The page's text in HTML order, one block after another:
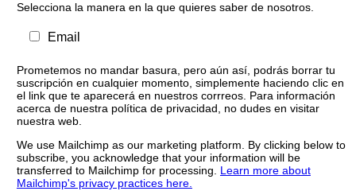
Selecciona la manera en la que quieres saber de nosotros.
Email
Prometemos no mandar basura, pero aún así, podrás borrar tu
suscripción en cualquier momento, simplemente haciendo clic en
el link que te aparecerá en nuestros corrreos. Para información
acerca de nuestra política de privacidad, no dudes en visitar
nuestra web.
We use Mailchimp as our marketing platform. By clicking below to
subscribe, you acknowledge that your information will be
transferred to Mailchimp for processing. Learn more about
Mailchimp's privacy practices here.